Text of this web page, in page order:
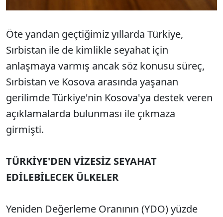
Öte yandan geçtiğimiz yıllarda Türkiye,
Sırbistan ile de kimlikle seyahat için
anlaşmaya varmış ancak söz konusu süreç,
Sırbistan ve Kosova arasında yaşanan
gerilimde Türkiye'nin Kosova'ya destek veren
açıklamalarda bulunması ile çıkmaza
girmişti.
TÜRKİYE'DEN VİZESİZ SEYAHAT
EDİLEBİLECEK ÜLKELER
Yeniden Değerleme Oranının (YDO) yüzde